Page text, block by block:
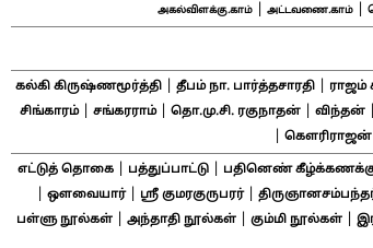
அகல்விளக்கு.காம்| அட்டவணை.காம்|
கல்கி கிருஷ்ணமூர்த்தி தீபம் நா. பார்த்தசாரதி
சிங்காரம்| சங்கரராம்| தொ.மு.சி. ரகுநாதன்| விந்தன்|
கௌரிராஜன்
எட்டுத் தொகை| பத்துப்பாட்டு| பதினெண்
ஔவையார்| ஸ்ரீ குமரகுருபரர்|
பள்ளு நூல்கள்| அந்தாதி நூல்கள்| கும்மி நூல்கள்|